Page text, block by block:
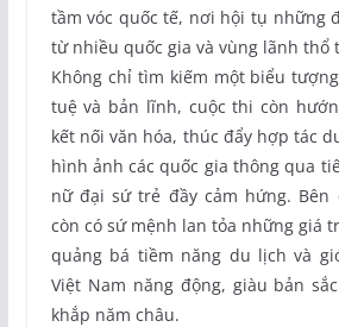
tầm vóc quốc tế, nơi hội tụ những
từ nhiều quốc gia và vùng lãnh thổ
Không chỉ tìm kiếm một biểu
tuệ và bản lĩnh, cuộc thi còn
kết nối văn hóa, thúc đẩy hợp tác
hình ảnh các quốc gia thông qua
nữ đại sứ trẻ đầy cảm hứng. Bên
còn có sứ mệnh lan tỏa những giá
quảng bá tiềm năng du lịch và
Việt Nam năng động, giàu bản
khắp năm châu.